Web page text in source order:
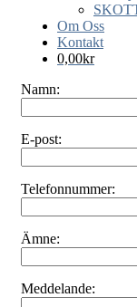
Om Oss
Kontakt
0,00kr
Namn:
E-post:
Telefonnummer:
Ämne:
Meddelande: